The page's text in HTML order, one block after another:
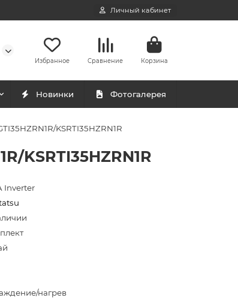
Личный кабинет
Избранное Сравнение Корзина
Новинки Фотогалерея
KSRTI35HZRN1R
KSRTI35HZRN1R
Inverter
нагрев